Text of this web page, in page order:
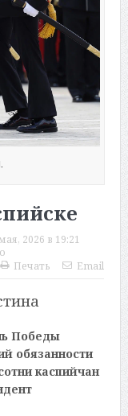
2026 в 19:21
Печать
Email
Победы
обязанности
каспийчан